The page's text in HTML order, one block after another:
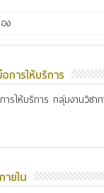
ง
การให้บริการ
รให้บริการ กลุ่มงานวิชา
ยใน